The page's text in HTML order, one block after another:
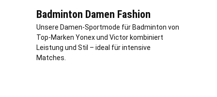
Badminton Damen Fashion
Unsere Damen-Sportmode für Badminton von
Top-Marken Yonex und Victor kombiniert
Leistung und Stil – ideal für intensive
Matches.